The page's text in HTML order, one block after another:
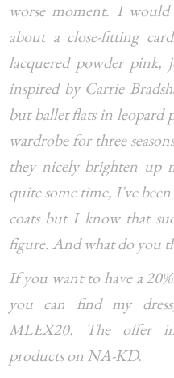
worse moment. I
about a close-fitting
lacquered powder pink,
inspired by Carrie
but ballet flats in leopard
wardrobe for three
they nicely brighten up
quite some time, I've
coats but I know that
figure. And what do you
If you want to have a
you can find my
MLEX20. The offer
products on NA-KD.